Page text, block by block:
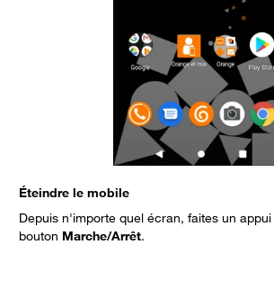
Éteindre le mobile
Depuis n'importe quel écran, faites un
bouton Marche/Arrêt.